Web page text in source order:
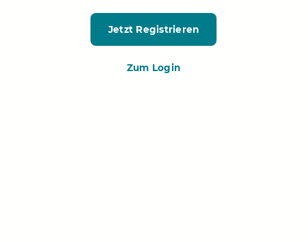
Jetzt Registrieren
Zum Login